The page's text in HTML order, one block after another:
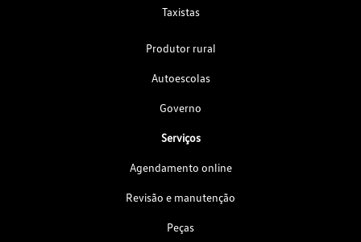
Taxistas
Produtor rural
Autoescolas
Governo
Serviços
Agendamento online
Revisão e manutenção
Peças